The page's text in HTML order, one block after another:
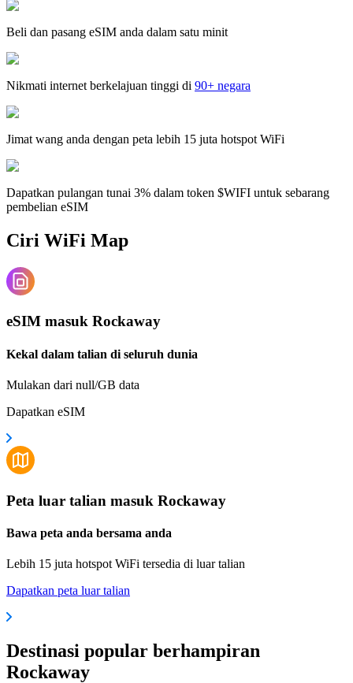
Beli dan pasang eSIM anda dalam satu minit
Nikmati internet berkelajuan tinggi di 90+ negara
Jimat wang anda dengan peta lebih 15 juta hotspot WiFi
Dapatkan pulangan tunai 3% dalam token $WIFI untuk sebarang
pembelian eSIM
Ciri WiFi Map
eSIM masuk Rockaway
Kekal dalam talian di seluruh dunia
Mulakan dari null/GB data
Dapatkan eSIM
Peta luar talian masuk Rockaway
Bawa peta anda bersama anda
Lebih 15 juta hotspot WiFi tersedia di luar talian
Dapatkan peta luar talian
Destinasi popular berhampiran
Rockaway